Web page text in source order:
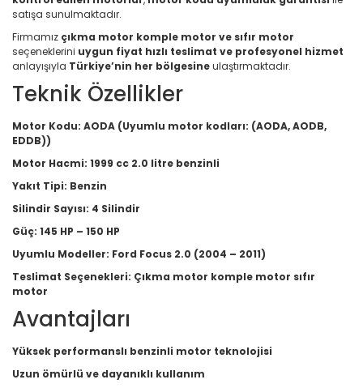
satışa sunulmaktadır.
Firmamız çıkma motor komple motor ve sıfır motor
seçeneklerini uygun fiyat hızlı teslimat ve profesyonel hizmet
anlayışıyla Türkiye’nin her bölgesineulaştırmaktadır.
Teknik Özellikler
Motor Kodu: AODA (Uyumlu motor kodları: (AODA, AODB,
EDDB))
Motor Hacmi: 1999 cc 2.0 litre benzinli
Yakıt Tipi: Benzin
Silindir Sayısı: 4 Silindir
Güç: 145 HP – 150 HP
Uyumlu Modeller: Ford Focus 2.0 (2004 – 2011)
Teslimat Seçenekleri: Çıkma motor komple motor sıfır
motor
Avantajları
Yüksek performanslı benzinli motor teknolojisi
Uzun ömürlü ve dayanıklı kullanım